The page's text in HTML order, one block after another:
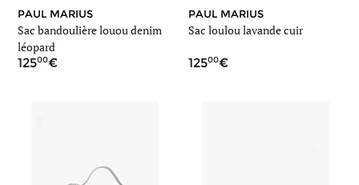
PAUL MARIUS
Sac bandoulière louou denim
léopard
12500
PAUL MARIUS
Sac loulou lavande cuir
12500